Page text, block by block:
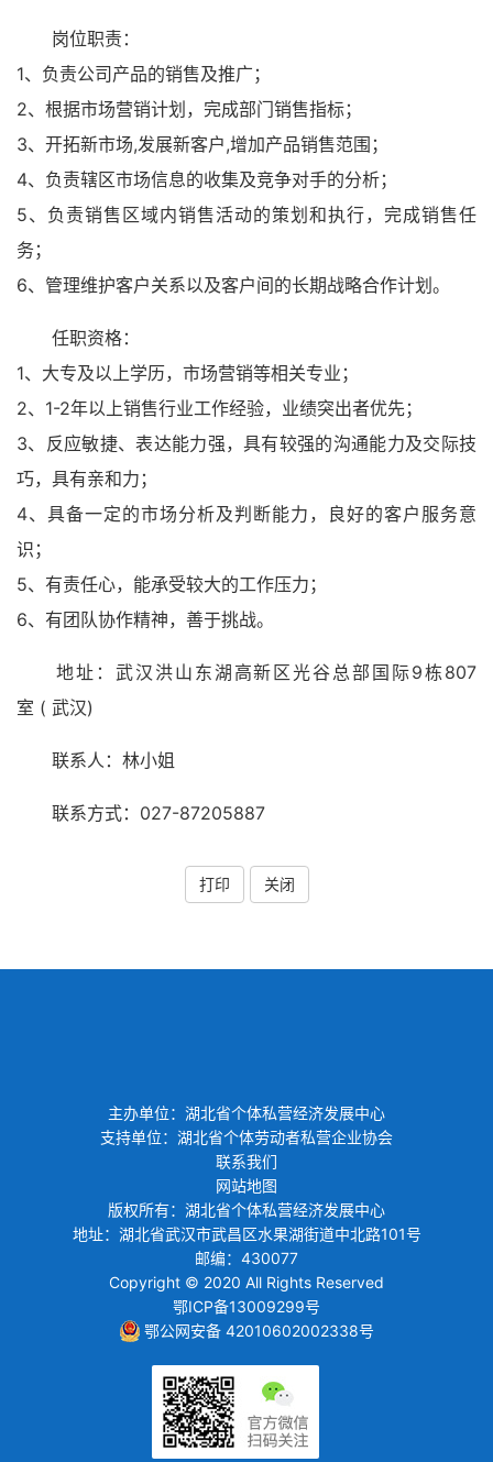
岗位职责：
1、负责公司产品的销售及推广；
2、根据市场营销计划，完成部门销售指标；
3、开拓新市场,发展新客户,增加产品销售范围；
4、负责辖区市场信息的收集及竞争对手的分析；
5、负责销售区域内销售活动的策划和执行，完成销售任
务；
6、管理维护客户关系以及客户间的长期战略合作计划。
任职资格：
1、大专及以上学历，市场营销等相关专业；
2、1-2年以上销售行业工作经验，业绩突出者优先；
3、反应敏捷、表达能力强，具有较强的沟通能力及交际技
巧，具有亲和力；
4、具备一定的市场分析及判断能力，良好的客户服务意
识；
5、有责任心，能承受较大的工作压力；
6、有团队协作精神，善于挑战。
地址：武汉洪山东湖高新区光谷总部国际9栋807
室 ( 武汉)
联系人：林小姐
联系方式：027-87205887
打印 关闭
主办单位：湖北省个体私营经济发展中心
支持单位：湖北省个体劳动者私营企业协会
联系我们
网站地图
版权所有：湖北省个体私营经济发展中心
地址：湖北省武汉市武昌区水果湖街道中北路101号
邮编：430077
Copyright © 2020 All Rights Reserved
鄂ICP备13009299号
鄂公网安备 42010602002338号